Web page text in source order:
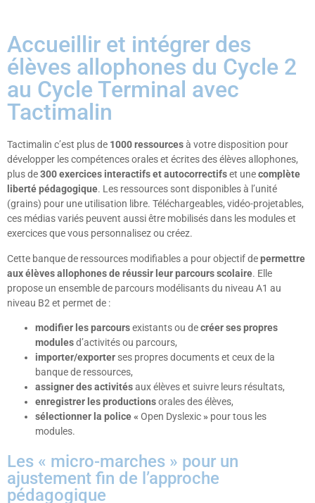
Accueillir et intégrer des
élèves allophones du Cycle 2
au Cycle Terminal avec
Tactimalin
Tactimalin c’est plus de 1000 ressourcesà votre disposition pour
développer les compétences orales et écrites des élèves allophones,
plus de300 exercices interactifs et autocorrectifset unecomplète
liberté pédagogique. Les ressources sont disponibles à l’unité
(grains) pour une utilisation libre. Téléchargeables, vidéo-projetables,
ces médias variés peuvent aussi être mobilisés dans les modules et
exercices que vous personnalisez ou créez.
Cette banque de ressources modifiables a pour objectif depermettre
aux élèves allophones de réussir leur parcours scolaire. Elle
propose un ensemble de parcours modélisants du niveau A1 au
niveau B2 et permet de :
modifier les parcoursexistants ou decréer ses propres
modulesd’activités ou parcours,
importer/exporter ses propres documents et ceux de la
banque de ressources,
assigner des activitésaux élèves et suivre leurs résultats,
enregistrer les productionsorales des élèves,
sélectionner la police « Open Dyslexic » pour tous les
modules.
Les « micro-marches » pour un
ajustement fin de l’approche
pédagogique